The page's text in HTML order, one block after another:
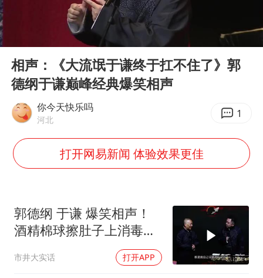
用AI造出新病毒意味着什么
预计“白海豚”明晚将在浙江舟山到福建福鼎一带沿海登陆
美股创4月份以来最大单周涨幅
胡彦斌获《歌手2026》歌王
四川宜宾地震网友称睡觉被摇醒
Play
15:11
相声：《大流氓于谦终于扛不住了》郭
德纲于谦巅峰经典爆笑相声
你今天快乐吗
河北 1
打开网易新闻 体验效果更佳
郭德纲 于谦 爆笑相声！
酒精棉球擦肚子上消毒，
拿云南白药擦刀，是不是
擦反了？
市井大实话 打开APP